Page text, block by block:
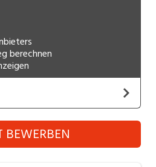
Management, Reinigung
Anlagenbau,
Medien, Druck
berechnen
BEWERBEN